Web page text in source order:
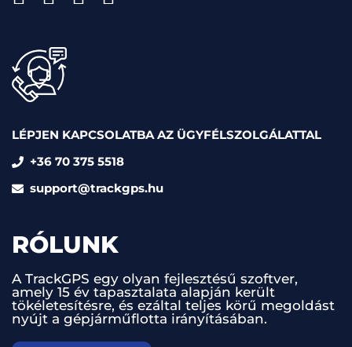
LÉPJEN KAPCSOLATBA AZ ÜGYFÉLSZOLGÁLATTAL
+36 70 375 5518
support@trackgps.hu
RÓLUNK
A TrackGPS egy olyan fejlesztésű szoftver,
amely 15 év tapasztalata alapján került
tökéletesítésre, és ezáltal teljes körű megoldást
nyújt a gépjárműflotta irányításában.